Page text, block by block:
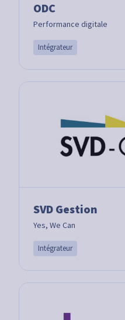
ODC
Performance digitale
Intégrateur
SVD Gestion
Yes, We Can
Intégrateur